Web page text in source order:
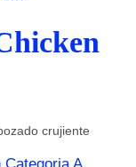
crujiente